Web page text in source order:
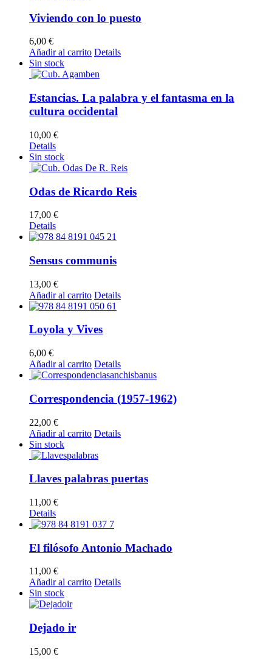
Viviendo con lo puesto
6,00 €
Añadir al carrito Details
Sin stock
Estancias. La palabra y el fantasma en la
cultura occidental
10,00 €
Details
Sin stock
Odas de Ricardo Reis
17,00 €
Details
Sensus communis
13,00 €
Añadir al carrito Details
Loyola y Vives
6,00 €
Añadir al carrito Details
Correspondencia (1957-1962)
22,00 €
Añadir al carrito Details
Sin stock
Llaves palabras puertas
11,00 €
Details
El filósofo Antonio Machado
11,00 €
Añadir al carrito Details
Sin stock
Dejado ir
15,00 €